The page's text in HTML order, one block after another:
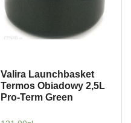
Valira Launchbasket
Termos Obiadowy 2,5L
Pro-Term Green